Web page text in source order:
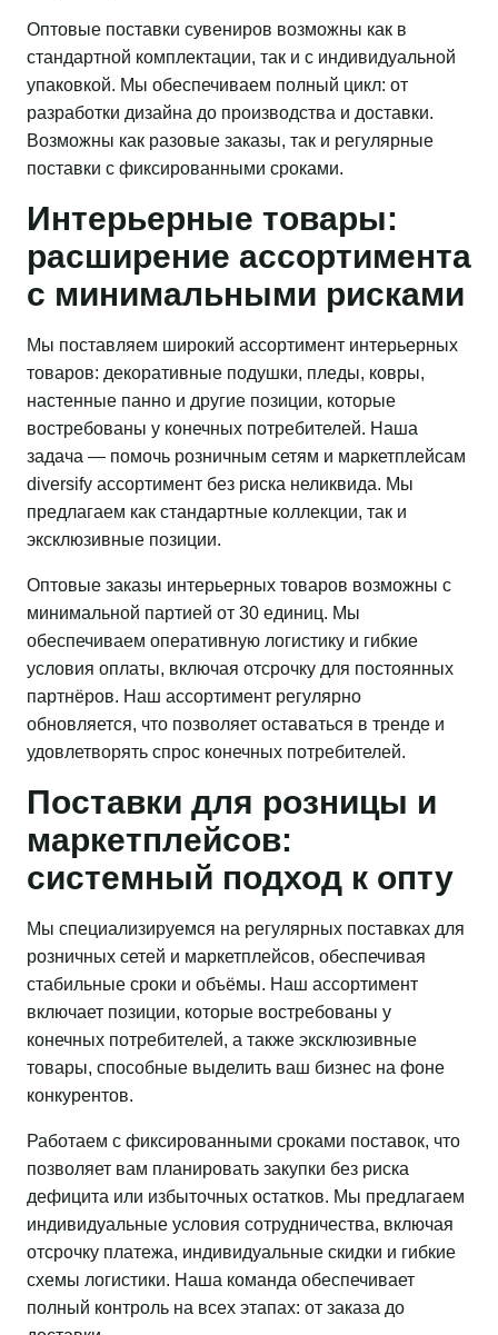
Оптовые поставки сувениров возможны как в
стандартной комплектации, так и с индивидуальной
упаковкой. Мы обеспечиваем полный цикл: от
разработки дизайна до производства и доставки.
Возможны как разовые заказы, так и регулярные
поставки с фиксированными сроками.
Интерьерные товары:
расширение ассортимента
с минимальными рисками
Мы поставляем широкий ассортимент интерьерных
товаров: декоративные подушки, пледы, ковры,
настенные панно и другие позиции, которые
востребованы у конечных потребителей. Наша
задача — помочь розничным сетям и маркетплейсам
diversify ассортимент без риска неликвида. Мы
предлагаем как стандартные коллекции, так и
эксклюзивные позиции.
Оптовые заказы интерьерных товаров возможны с
минимальной партией от 30 единиц. Мы
обеспечиваем оперативную логистику и гибкие
условия оплаты, включая отсрочку для постоянных
партнёров. Наш ассортимент регулярно
обновляется, что позволяет оставаться в тренде и
удовлетворять спрос конечных потребителей.
Поставки для розницы и
маркетплейсов:
системный подход к опту
Мы специализируемся на регулярных поставках для
розничных сетей и маркетплейсов, обеспечивая
стабильные сроки и объёмы. Наш ассортимент
включает позиции, которые востребованы у
конечных потребителей, а также эксклюзивные
товары, способные выделить ваш бизнес на фоне
конкурентов.
Работаем с фиксированными сроками поставок, что
позволяет вам планировать закупки без риска
дефицита или избыточных остатков. Мы предлагаем
индивидуальные условия сотрудничества, включая
отсрочку платежа, индивидуальные скидки и гибкие
схемы логистики. Наша команда обеспечивает
полный контроль на всех этапах: от заказа до